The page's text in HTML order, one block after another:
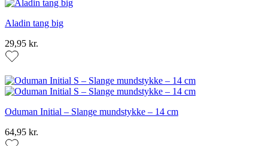
Aladin tang big
29,95 kr.
Oduman Initial – Slange mundstykke – 14 cm
64,95 kr.